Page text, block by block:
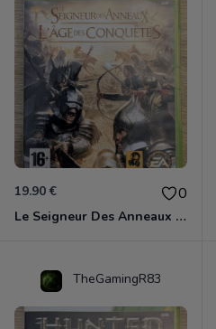
19.90 € 0
Le Seigneur Des Anneaux - L'âge Des Conquêtes Xbox 360
TheGamingR83